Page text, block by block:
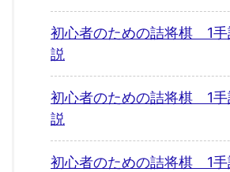
初心者のための詰将棋 1
説
初心者のための詰将棋 1
説
初心者のための詰将棋 1